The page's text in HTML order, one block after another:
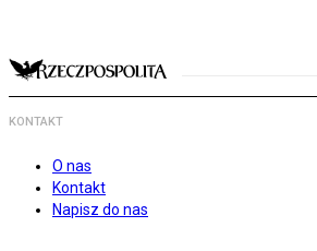
KONTAKT
O nas
Kontakt
Napisz do nas